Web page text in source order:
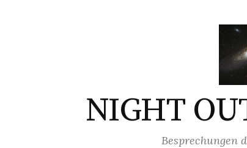
NIGHT
Besprechungen